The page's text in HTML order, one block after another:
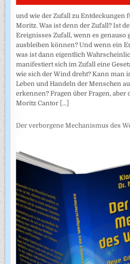
und wie der Zufall zu Entdeckungen
Moritz. Was ist denn der Zufall? Ist
Ereignisses Zufall, wenn es genauso
ausbleiben können? Und wenn ein
was ist dann eigentlich
manifestiert sich im Zufall eine
wie sich der Wind dreht? Kann man
Leben und Handeln der Menschen
erkennen? Fragen über Fragen, aber
Moritz Cantor [...]
Der verborgene Mechanismus des